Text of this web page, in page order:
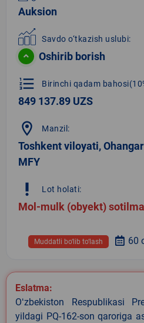
Auksion
Savdo o‘tkazish uslubi:
Oshirib borish
format_list_numbered Birinchi qadam
849 137.89 UZS
location_on Manzil:
Toshkent viloyati,
MFY
priority_high Lot holati:
Mol-mulk (obyekt)
60
Muddatli bo‘lib to‘lash
Eslatma:
Oʻzbekiston Respublikasi
yildagi PQ-162-son qaroriga